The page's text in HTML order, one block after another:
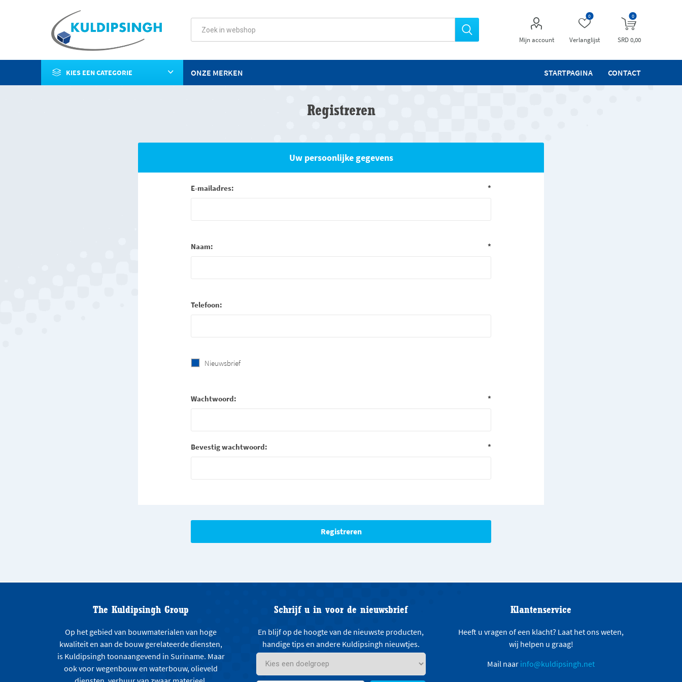
Mijn account Verlanglijst
0 0
SRD 0,00
KIES EEN CATEGORIE STARTPAGINA CONTACT
ONZE MERKEN
Registreren
Uw persoonlijke gegevens
E-mailadres: *
Naam: *
Telefoon:
Nieuwsbrief
Wachtwoord: *
Bevestig wachtwoord: *
The Kuldipsingh Group
Op het gebied van bouwmaterialen van hoge
kwaliteit en aan de bouw gerelateerde diensten,
is Kuldipsingh toonaangevend in Suriname. Maar
ook voor wegenbouw en waterbouw, olieveld
Schrijf u in voor de nieuwsbrief
En blijf op de hoogte van de nieuwste producten,
handige tips en andere Kuldipsingh nieuwtjes.
Klantenservice
Heeft u vragen of een klacht? Laat het ons weten,
wij helpen u graag!
Mail naar info@kuldipsingh.net